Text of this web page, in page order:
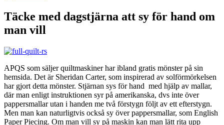
Täcke med dagstjärna att sy för hand om
man vill
APQS som säljer quiltmaskiner har ibland gratis mönster på sin
hemsida. Det är Sheridan Carter, som inspirerad av solförmörkelsen
har gjort detta mönster. Stjärnan sys för hand med hjälp av mallar,
där man enligt instruktionen syr på amerikanska, dvs inte över
pappersmallar utan i handen me två förstygn följt av ett efterstygn.
Men man kan naturligtvis också sy över pappersmallar, som English
Paper Piecing. Om man vill sy på maskin kan man lätt rita upp